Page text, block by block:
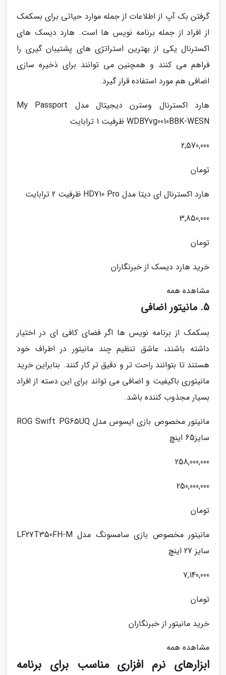
گرفتن بک آپ از اطلاعات از جمله موارد حیاتی برای بسکمک
از افراد از جمله برنامه نویس ها است. هارد دیسک های
اکسترنال یکی از بهترین استراتژی های پشتیبان گیری را
فراهم می کنند و همچنین می توانند برای ذخیره سازی
اضافی هم مورد استفاده قرار گیرد.
هارد اکسترنال وسترن دیجیتال مدل My Passport
WDBYvg0010BBK-WESN ظرفیت 1 ترابایت
2,570,000
تومان
هارد اکسترنال ای دیتا مدل HD710 Pro ظرفیت 2 ترابایت
3,850,000
تومان
خرید هارد دیسک از خبرنگاران
مشاهده همه
5. مانیتور اضافی
بسکمک از برنامه نویس ها اگر فضای کافی ای در اختیار
داشته باشند، عاشق تنظیم چند مانیتور در اطراف خود
هستند تا بتوانند راحت تر و دقیق تر کار کنند. بنابراین خرید
مانیتوری باکیفیت و اضافی می تواند برای این دسته از افراد
بسیار مجذوب کننده باشد.
مانیتور مخصوص بازی ایسوس مدل ROG Swift PG65UQ
سایز65 اینچ
258,000,000
250,000,000
تومان
مانیتور مخصوص بازی سامسونگ مدل LF27T350FH-M
سایز 27 اینچ
7,140,000
تومان
خرید مانیتور از خبرنگاران
مشاهده همه
ابزارهای نرم افزاری مناسب برای برنامه